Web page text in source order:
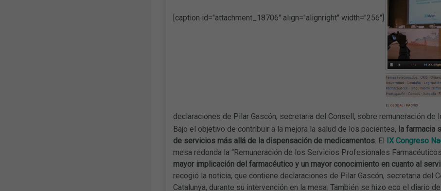
[caption id="attachment_18706" align="alignright" width="256"]
declaraciones de Pilar Gascón, secretaria del Consell, sobre remuneración de
Bajo el objetivo de contribuir a la mejora la salud de los pacientes, la farmacia
de servicios más allá de la dispensación de medicamentos. El IX Congreso
mesa redonda la “Remuneración de los Servicios Profesionales
mayor implicación del farmacéutico y un mayor conocimiento en cuanto al
recogió la noticia, que contiene declaraciones de Pilar Gascón, secretaria del
Catalunya, durante su intervención en la mesa. También se hizo eco el diario